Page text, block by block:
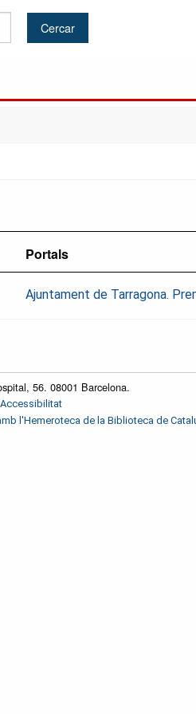
Portals
Ajuntament de Tarragona.
56. 08001 Barcelona.
Accessibilitat
l'Hemeroteca de la Biblioteca de